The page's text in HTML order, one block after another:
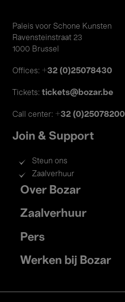
Paleis voor Schone Kunsten
Ravensteinstraat 23
1000 Brussel
Offices: +32 (0)25078430
Tickets: tickets@bozar.be
Call center: +32 (0)25078200
Join & Support
Steun ons
Zaalverhuur
Footer
menu
Over Bozar
Zaalverhuur
Pers
Werken bij Bozar